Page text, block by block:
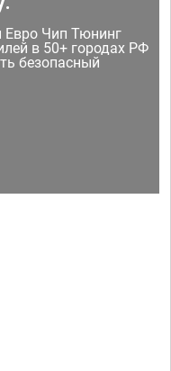
Евро Чип Тюнинг
в 50+ городах РФ
безопасный